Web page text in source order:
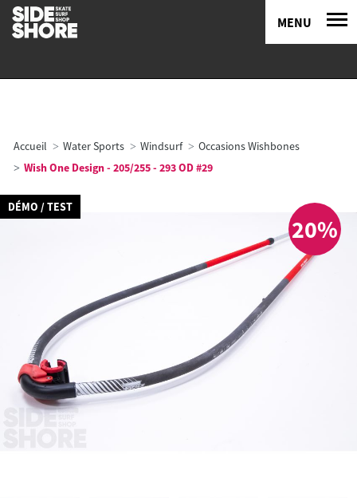
MENU
Accueil Water Sports Windsurf
Occasions Wishbones
Wish One Design - 205/255 - 293 OD #29
20%
DÉMO / TEST